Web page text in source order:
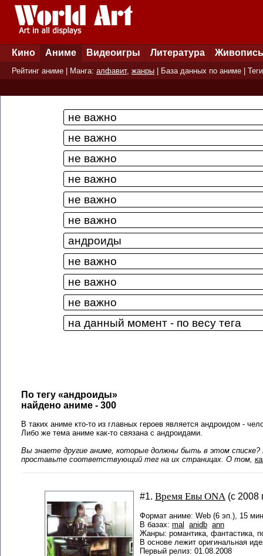
Кино Аниме Видеоигры Литература Живопись
Рейтинг аниме | Манга: алфавит, жанры База данных по аниме Теги
По тегу «андроиды»
найдено аниме - 300
В таких аниме кто-то из главных героев является андроидом -
Либо же тема аниме как-то связана с андроидами.
Вы знаете другие аниме, которые должны быть в этом списке?
проставьте соответствующий тег на их страницах. О том,
#1. Время Евы ONA (с 2008
Формат аниме: Web (6 эп.), 15
В базах: mal anidb ann
Жанры: романтика, фантастика,
В основе лежит оригинальная
Первый релиз: 01.08.2008